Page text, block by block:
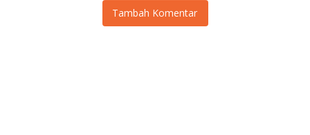
Tambah Komentar